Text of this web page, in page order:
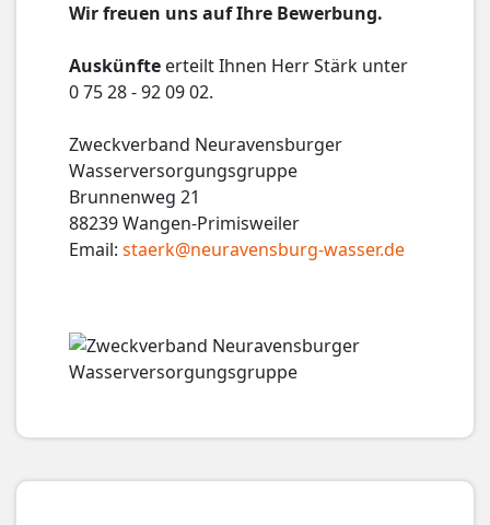
Wir freuen uns auf Ihre Bewerbung.
Auskünfte erteilt Ihnen Herr Stärk unter
0 75 28 - 92 09 02.
Zweckverband Neuravensburger
Wasserversorgungsgruppe
Brunnenweg 21
88239 Wangen-Primisweiler
Email: staerk@neuravensburg-wasser.de